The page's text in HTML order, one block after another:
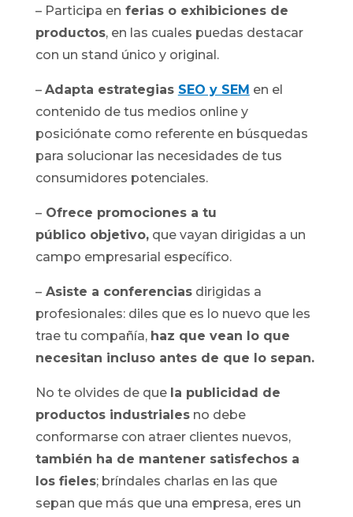
– Participa en ferias o exhibiciones de
productos, en las cuales puedas destacar
con un stand único y original.
– Adapta estrategias SEO y SEM en el
contenido de tus medios online y
posiciónate como referente en búsquedas
para solucionar las necesidades de tus
consumidores potenciales.
–Ofrece promociones a tu
público objetivo,que vayan dirigidas a un
campo empresarial específico.
–Asiste a conferenciasdirigidas a
profesionales: diles que es lo nuevo que les
trae tu compañía, haz que vean lo que
necesitan incluso antes de que lo sepan.
No te olvides de que la publicidad de
productos industrialesno debe
conformarse con atraer clientes nuevos,
también ha de mantener satisfechos a
los fieles; bríndales charlas en las que
sepan que más que una empresa, eres un